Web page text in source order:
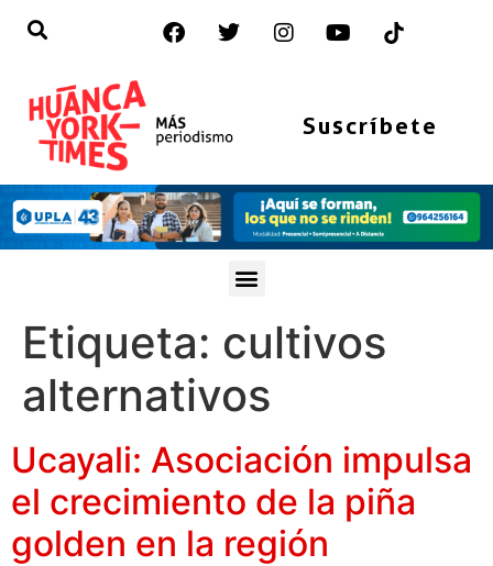
Suscríbete
Etiqueta: cultivos
alternativos
Ucayali: Asociación impulsa
el crecimiento de la piña
golden en la región